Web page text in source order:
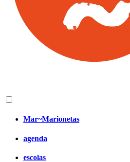
Mar~Marionetas
agenda
escolas